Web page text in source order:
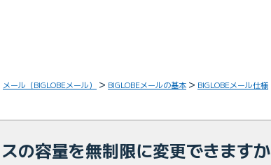
メール（BIGLOBEメール） BIGLOBEメールの基本 BIGLOBEメール仕様
の容量を無制限に変更できますか